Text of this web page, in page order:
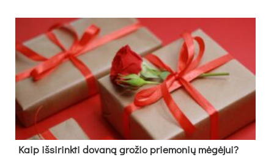
Kaip išsirinkti dovaną grožio priemonių mėgėjui?